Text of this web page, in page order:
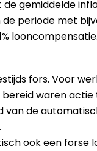
gemiddelde
periode met
looncompensatie.
fors. Voor
waren
van de
ook een forse